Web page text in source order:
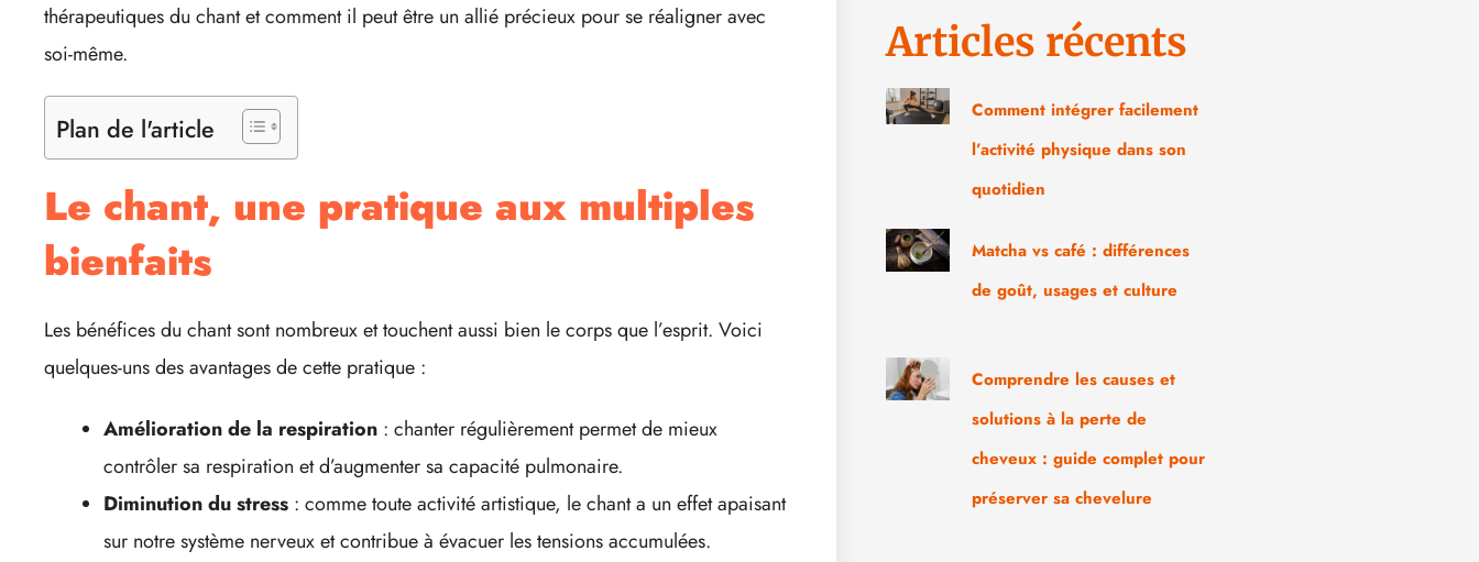
thérapeutiques du chant et comment il peut être un allié précieux pour se réaligner avec
soi-même.
Plan de l'article
Le chant, une pratique aux multiples
bienfaits
Les bénéfices du chant sont nombreux et touchent aussi bien le corps que l’esprit. Voici
quelques-uns des avantages de cette pratique :
Amélioration de la respiration : chanter régulièrement permet de mieux
contrôler sa respiration et d’augmenter sa capacité pulmonaire.
Diminution du stress : comme toute activité artistique, le chant a un effet apaisant
sur notre système nerveux et contribue à évacuer les tensions accumulées.
Articles récents
Comment intégrer facilement
l’activité physique dans son
quotidien
Matcha vs café : différences
de goût, usages et culture
Comprendre les causes et
solutions à la perte de
cheveux : guide complet pour
préserver sa chevelure